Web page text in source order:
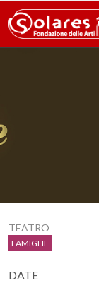
TEATRO
FAMIGLIE
DATE